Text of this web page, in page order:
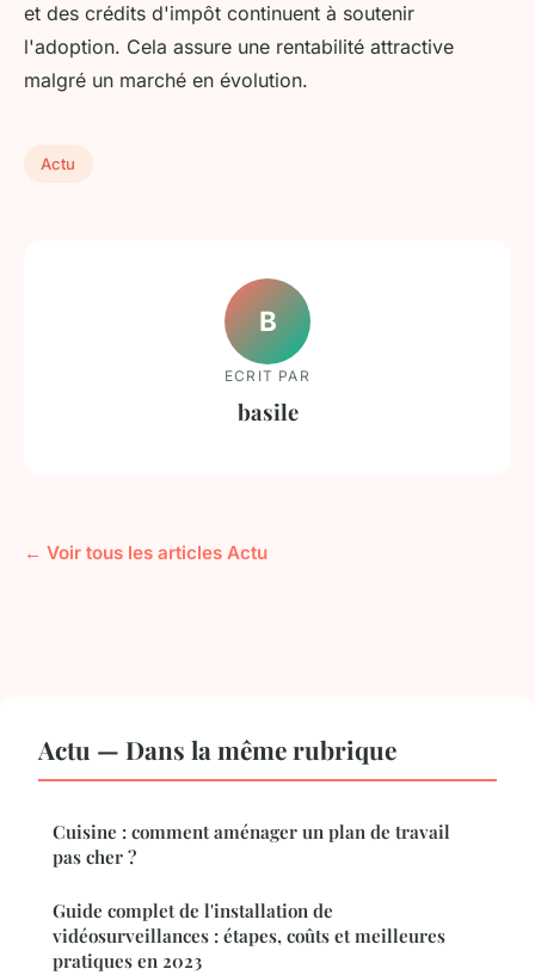
et des crédits d'impôt continuent à soutenir
l'adoption. Cela assure une rentabilité attractive
malgré un marché en évolution.
Actu
B
ECRIT PAR
basile
← Voir tous les articles Actu
Actu — Dans la même rubrique
Cuisine : comment aménager un plan de travail
pas cher ?
Guide complet de l'installation de
vidéosurveillances : étapes, coûts et meilleures
pratiques en 2023